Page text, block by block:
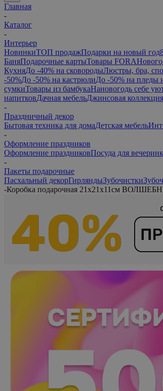
Главная
-
Каталог
-
Интерьер
НовинкиТОП продажПодарки на новый год
БаняПодарочные картыТовары FORA
КухняДо -40% на сковородыЛюстры, бра,
-50%До -50% на кастрюлиДо -50% на пледы
сумкиТовары из бамбукаНановогодь себе
напитковДачная мебельДжинсовая коллекция
-
Праздничный декор
Бытовая техника для домаДетская мебель
-
Оформление праздников
Оформление праздниковПосуда для
-
Пакеты подарочные
Пасхальный декорГирляндыЗубочистки
-Коробка подарочная 21х21х11см